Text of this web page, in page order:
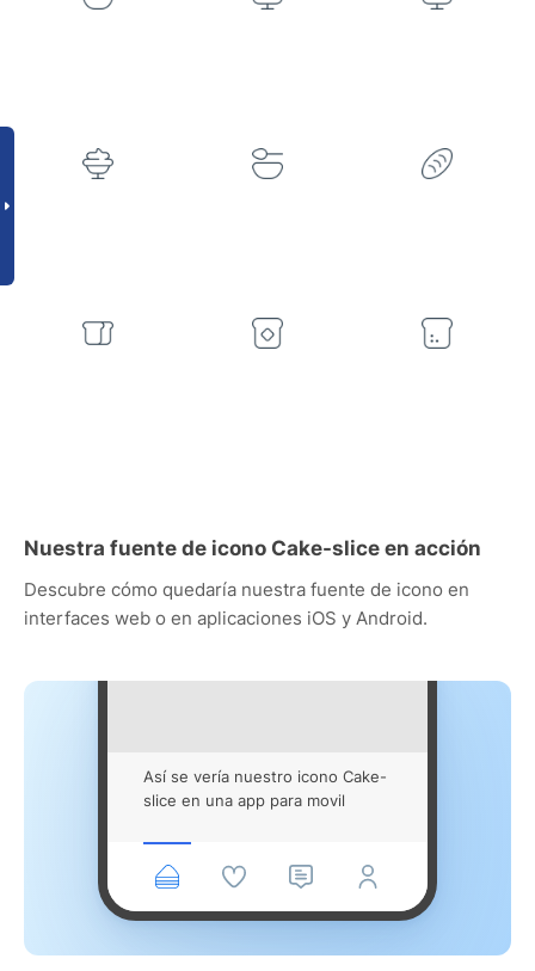
Nuestra fuente de icono Cake-slice en acción
Descubre cómo quedaría nuestra fuente de icono en
interfaces web o en aplicaciones iOS y Android.
Así se vería nuestro icono Cake-
slice en una app para movil